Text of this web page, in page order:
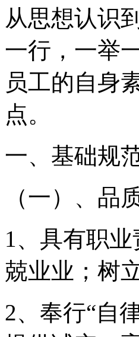
从思想认识
一行，一举
员工的自身
点。
一、 基础规
（一）、 品
1、具有职
兢业业；树
2、奉行“自